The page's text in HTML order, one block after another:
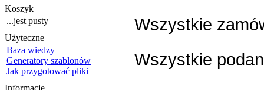
Koszyk
...jest pusty
Użyteczne
Baza wiedzy
Generatory szablonów
Jak przygotować pliki
Informacje
Wszystkie
Wszystkie